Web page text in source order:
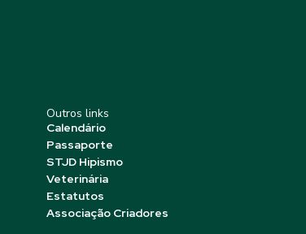
Outros links
Calendário
Passaporte
STJD Hipismo
Veterinária
Estatutos
Associação Criadores